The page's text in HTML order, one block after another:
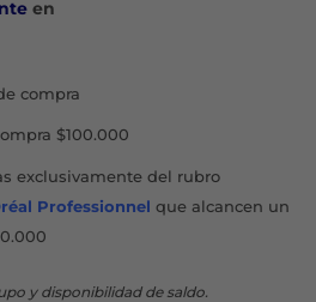
en
compra
$100.000
exclusivamente del rubro
Professionnel que alcancen un
y disponibilidad de saldo.